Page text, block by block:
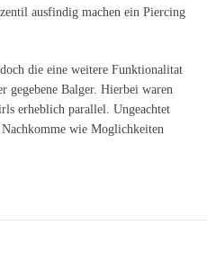
ausfindig machen ein Piercing
die eine weitere Funktionalitat
gegebene Balger. Hierbei waren
erheblich parallel. Ungeachtet
wie Moglichkeiten